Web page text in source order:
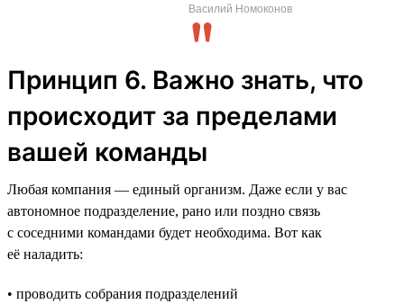
Василий Номоконов
Принцип 6. Важно знать, что
происходит за пределами
вашей команды
Любая компания — единый организм. Даже если у вас
автономное подразделение, рано или поздно связь
с соседними командами будет необходима. Вот как
её наладить:
• проводить собрания подразделений